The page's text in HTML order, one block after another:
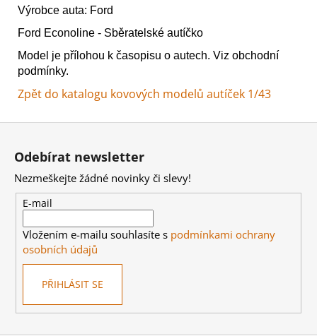
Výrobce auta: Ford
Ford Econoline - Sběratelské autíčko
Model je přílohou k časopisu o autech. Viz obchodní
podmínky.
Zpět do katalogu kovových modelů autíček 1/43
Kč
Z
Odebírat newsletter
Nezmeškejte žádné novinky či slevy!
E-mail
Vložením e-mailu souhlasíte s podmínkami ochrany
osobních údajů
PŘIHLÁSIT SE